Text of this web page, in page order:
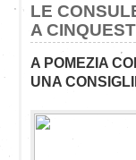
LE
A
A POMEZIA
UNA